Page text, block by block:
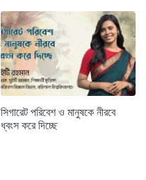
সিগারেট পরিবেশ ও মানুষকে নীরবে
ধ্বংস করে দিচ্ছে